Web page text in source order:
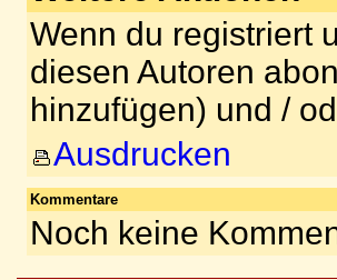
Wenn du registriert
diesen Autoren
hinzufügen) und /
Ausdrucken
Kommentare
Noch keine